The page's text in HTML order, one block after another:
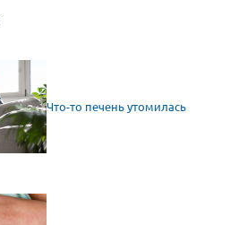
Что-то печень утомилась